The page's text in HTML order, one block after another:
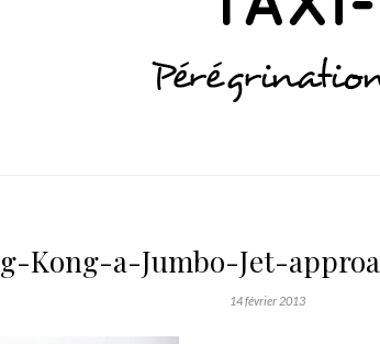
Kong-a-Jumbo-Jet-
14 février 2013